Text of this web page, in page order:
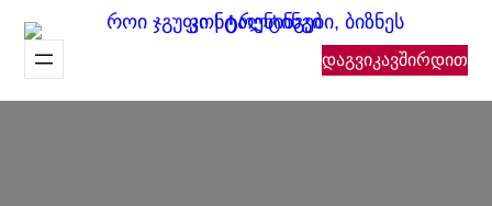
გადასვლა
დაგვიკავშირდით